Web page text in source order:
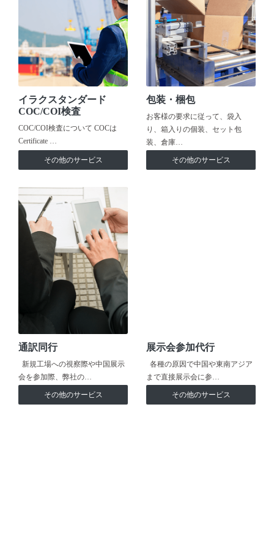
イラクスタンダード
COC/COI検査
COC/COI検査について COCは
Certificate …
その他のサービス
包装・梱包
お客様の要求に従って、袋入
り、箱入りの個装、セット包
装、倉庫…
その他のサービス
通訳同行
新規工場への視察際や中国展示
会を参加際、弊社の…
その他のサービス
展示会参加代行
各種の原因で中国や東南アジア
まで直接展示会に参…
その他のサービス